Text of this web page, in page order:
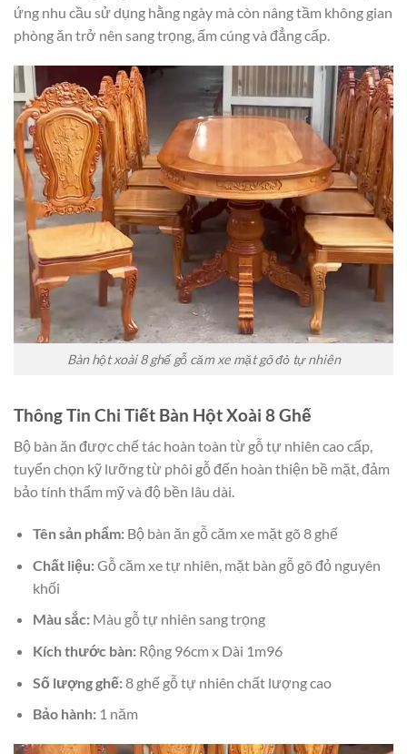
ứng nhu cầu sử dụng hằng ngày mà còn nâng tầm không gian
phòng ăn trở nên sang trọng, ấm cúng và đẳng cấp.
Bàn hột xoài 8 ghế gỗ căm xe mặt gõ đỏ tự nhiên
Thông Tin Chi Tiết Bàn Hột Xoài 8 Ghế
Bộ bàn ăn được chế tác hoàn toàn từ gỗ tự nhiên cao cấp,
tuyển chọn kỹ lưỡng từ phôi gỗ đến hoàn thiện bề mặt, đảm
bảo tính thẩm mỹ và độ bền lâu dài.
Tên sản phẩm:Bộ bàn ăn gỗ căm xe mặt gõ 8 ghế
Chất liệu:Gỗ căm xe tự nhiên, mặt bàn gỗ gõ đỏ nguyên
khối
Màu sắc:Màu gỗ tự nhiên sang trọng
Kích thước bàn:Rộng 96cm x Dài 1m96
Số lượng ghế:8 ghế gỗ tự nhiên chất lượng cao
Bảo hành:1 năm